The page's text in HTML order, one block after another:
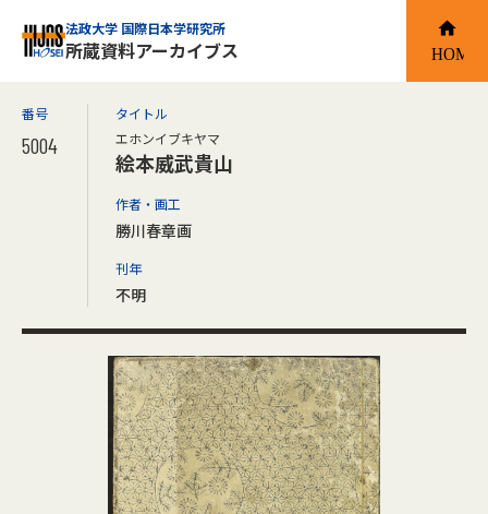
法政大学 国際日本学研究所
所蔵資料アーカイブス
番号
5004
タイトル
エホンイブキヤマ
絵本威武貴山
作者・画工
勝川春章画
刊年
不明